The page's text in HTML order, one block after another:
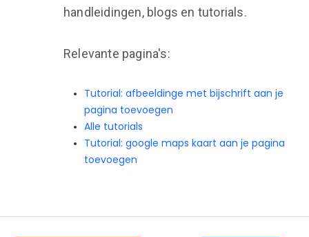
handleidingen, blogs en tutorials.
Relevante pagina's:
Tutorial: afbeeldinge met bijschrift aan je
pagina toevoegen
Alle tutorials
Tutorial: google maps kaart aan je pagina
toevoegen